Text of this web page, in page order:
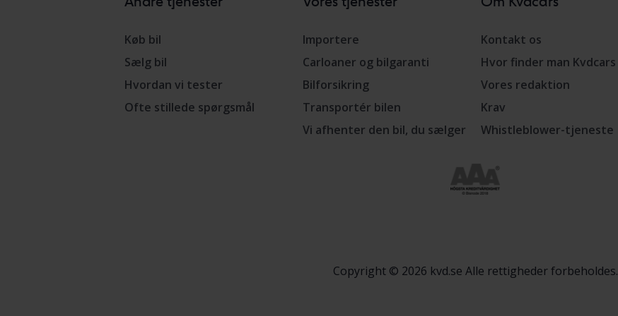
Køb bil
Sælg bil
Hvordan vi tester
Ofte stillede spørgsmål
Importere
Carloaner og bilgaranti
Bilforsikring
Transportér bilen
Vi afhenter den bil, du sælger
Kontakt os
Hvor finder man Kvdcars
Vores redaktion
Krav
Whistleblower-tjeneste
Copyright © 2026 kvd.se Alle rettigheder forbeholdes.